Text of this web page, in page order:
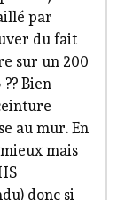
par
du fait
sur un 200
Bien
au mur. En
mais
donc si